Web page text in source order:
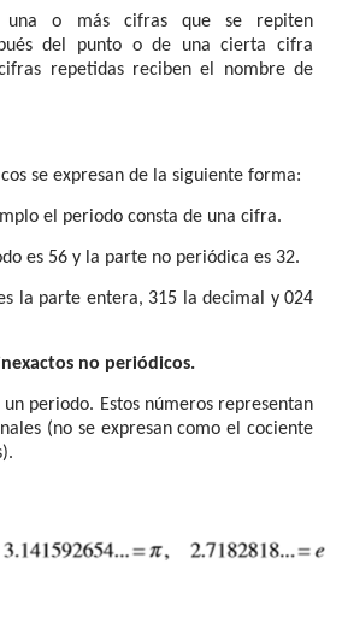
una o más cifras que se repiten
del punto o de una cierta cifra
repetidas reciben el nombre de
se expresan de la siguiente forma:
el periodo consta de una cifra.
es 56 y la parte no periódica es 32.
la parte entera, 315 la decimal y 024
no periódicos.
periodo. Estos números representan
(no se expresan como el cociente